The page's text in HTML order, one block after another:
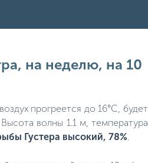
на неделю, на 10
прогреется до 16°C, будет
волны 1.1 м, температура
Густера высокий, 78%